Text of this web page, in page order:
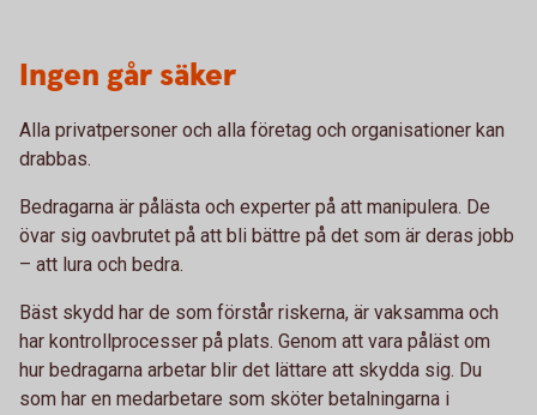
Ingen går säker
Alla privatpersoner och alla företag och organisationer kan
drabbas.
Bedragarna är pålästa och experter på att manipulera. De
övar sig oavbrutet på att bli bättre på det som är deras jobb
– att lura och bedra.
Bäst skydd har de som förstår riskerna, är vaksamma och
har kontrollprocesser på plats. Genom att vara påläst om
hur bedragarna arbetar blir det lättare att skydda sig. Du
som har en medarbetare som sköter betalningarna i